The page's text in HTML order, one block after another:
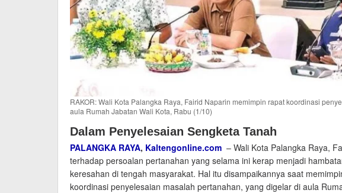
RAKOR: Wali Kota Palangka Raya, Fairid Naparin memimpin rapat koordinasi
aula Rumah Jabatan Wali Kota, Rabu (1/10)
Dalam Penyelesaian Sengketa Tanah
PALANGKA RAYA, Kaltengonline.com – Wali Kota Palangka Raya,
terhadap persoalan pertanahan yang selama ini kerap menjadi
keresahan di tengah masyarakat. Hal itu disampaikannya saat
koordinasi penyelesaian masalah pertanahan, yang digelar di aula